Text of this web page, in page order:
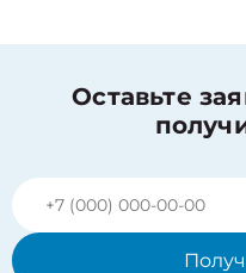
Оставьте